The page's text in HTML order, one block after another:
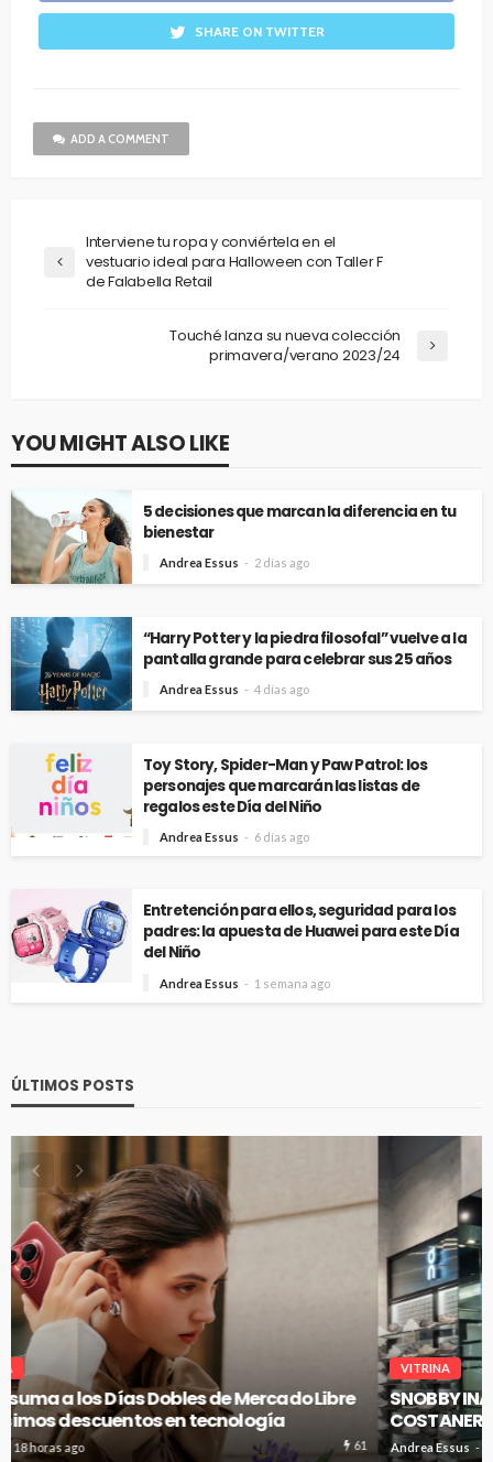
SHARE ON TWITTER
ADD A COMMENT
Interviene tu ropa y conviértela en el
vestuario ideal para Halloween con Taller F
de Falabella Retail
Touché lanza su nueva colección
primavera/verano 2023/24
YOU MIGHT ALSO LIKE
5 decisiones que marcan la diferencia en tu
bienestar
Andrea Essus 2 días ago
“Harry Potter y la piedra filosofal” vuelve a la
pantalla grande para celebrar sus 25 años
Andrea Essus 4 días ago
Toy Story, Spider-Man y Paw Patrol: los
personajes que marcarán las listas de
regalos este Día del Niño
Andrea Essus 6 días ago
Entretención para ellos, seguridad para los
padres: la apuesta de Huawei para este Día
del Niño
Andrea Essus 1 semana ago
ÚLTIMOS POSTS
SNOBBY INAUGURA SU PRIMER FLAGSHIP EN CENCO
COSTANERA
Andrea Essus 18 horas ago 60